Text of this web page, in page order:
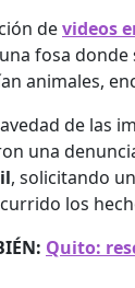
devideos
fosa
animales,
de las
una
, solicitando
los
Quito: